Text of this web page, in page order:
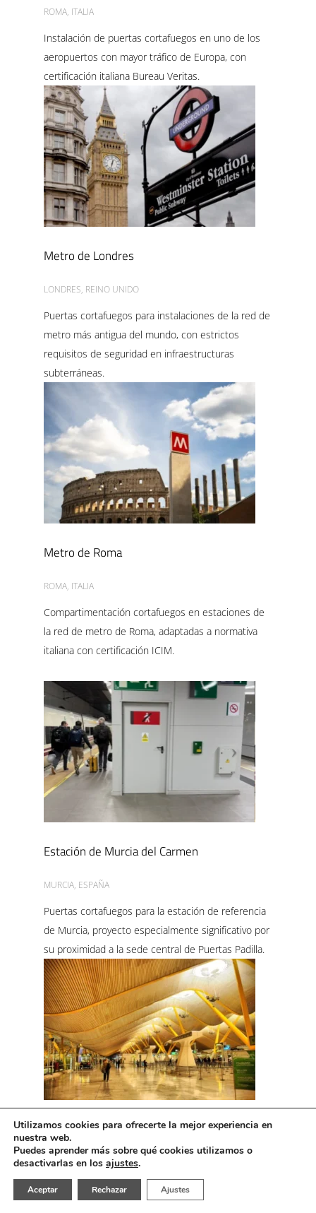
ROMA, ITALIA
Instalación de puertas cortafuegos en uno de los
aeropuertos con mayor tráfico de Europa, con
certificación italiana Bureau Veritas.
Metro de Londres
LONDRES, REINO UNIDO
Puertas cortafuegos para instalaciones de la red de
metro más antigua del mundo, con estrictos
requisitos de seguridad en infraestructuras
subterráneas.
Metro de Roma
ROMA, ITALIA
Compartimentación cortafuegos en estaciones de
la red de metro de Roma, adaptadas a normativa
italiana con certificación ICIM.
Estación de Murcia del Carmen
MURCIA, ESPAÑA
Puertas cortafuegos para la estación de referencia
de Murcia, proyecto especialmente significativo por
su proximidad a la sede central de Puertas Padilla.
Estación Madrid-Barajas T4
MADRID, ESPAÑA
Puertas cortafuegos en la Terminal 4 del
Utilizamos cookies para ofrecerte la mejor experiencia en
nuestra web.
Puedes aprender más sobre qué cookies utilizamos o
desactivarlas en los ajustes.
Aceptar Rechazar Ajustes